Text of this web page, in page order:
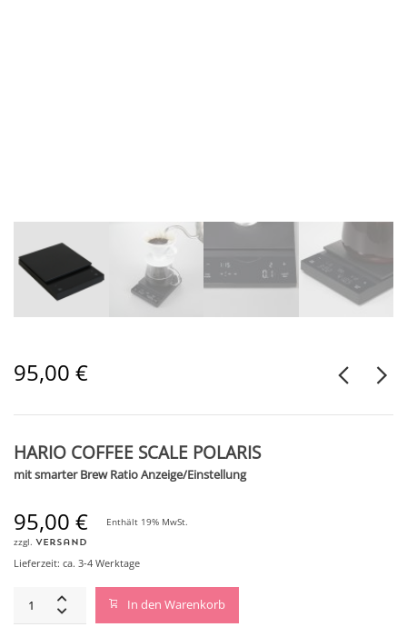
95,00 €
HARIO COFFEE SCALE POLARIS
mit smarter Brew Ratio Anzeige/Einstellung
95,00 €
Enthält 19% MwSt.
zzgl. Versand
Lieferzeit: ca. 3-4 Werktage
In den Warenkorb